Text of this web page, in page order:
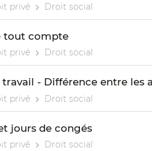
privé Droit social
tout compte
privé Droit social
- Différence entre les
privé Droit social
jours de congés
privé Droit social